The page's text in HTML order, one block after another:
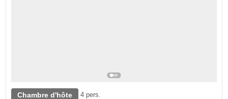
Chambre d'hôte 4 pers.